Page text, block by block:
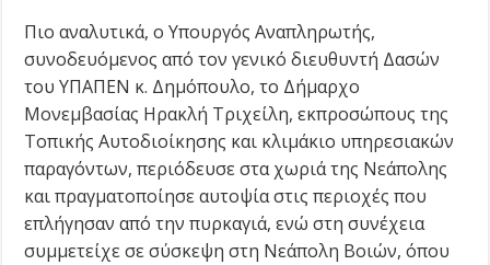
Πιο αναλυτικά, ο Υπουργός Αναπληρωτής,
συνοδευόμενος από τον γενικό διευθυντή Δασών
του ΥΠΑΠΕΝ κ. Δημόπουλο, το Δήμαρχο
Μονεμβασίας Ηρακλή Τριχείλη, εκπροσώπους της
Τοπικής Αυτοδιοίκησης και κλιμάκιο υπηρεσιακών
παραγόντων, περιόδευσε στα χωριά της Νεάπολης
και πραγματοποίησε αυτοψία στις περιοχές που
επλήγησαν από την πυρκαγιά, ενώ στη συνέχεια
συμμετείχε σε σύσκεψη στη Νεάπολη Βοιών, όπου